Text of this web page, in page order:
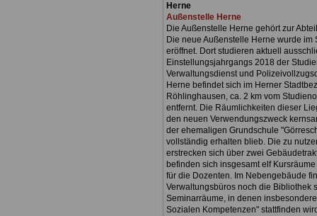
Herne
Außenstelle Herne
Die Außenstelle Herne gehört zur
Die neue Außenstelle Herne wurde im
eröffnet. Dort studieren aktuell
Einstellungsjahrgangs 2018 der
Verwaltungsdienst und
Herne befindet sich im Herner
Röhlinghausen, ca. 2 km vom
entfernt. Die Räumlichkeiten dieser
den neuen Verwendungszweck
der ehemaligen Grundschule
vollständig erhalten blieb. Die zu
erstrecken sich über zwei
befinden sich insgesamt elf
für die Dozenten. Im Nebengebäude
Verwaltungsbüros noch die Bibliothek
Seminarräume, in denen
Sozialen Kompetenzen" stattfinden